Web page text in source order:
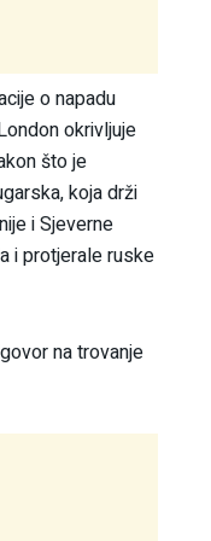
o napadu
okrivljuje
što je
koja drži
i Sjeverne
i protjerale ruske
na trovanje